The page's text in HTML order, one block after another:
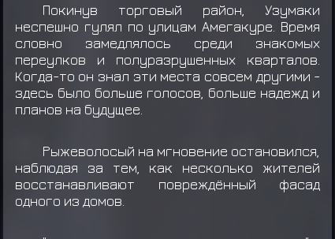
Покинув торговый район, Узумаки
неспешно гулял по улицам Амегакуре. Время
словно замедлялось среди знакомых
переулков и полуразрушенных кварталов.
Когда-то он знал эти места совсем другими -
здесь было больше голосов, больше надежд и
планов на будущее.
Рыжеволосый на мгновение остановился,
наблюдая за тем, как несколько жителей
восстанавливают повреждённый фасад
одного из домов.